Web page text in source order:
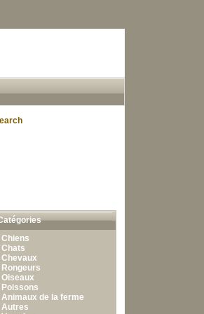
Chiens
Chats
Chevaux
Rongeurs
Oiseaux
Poissons
Animaux de la ferme
Autres